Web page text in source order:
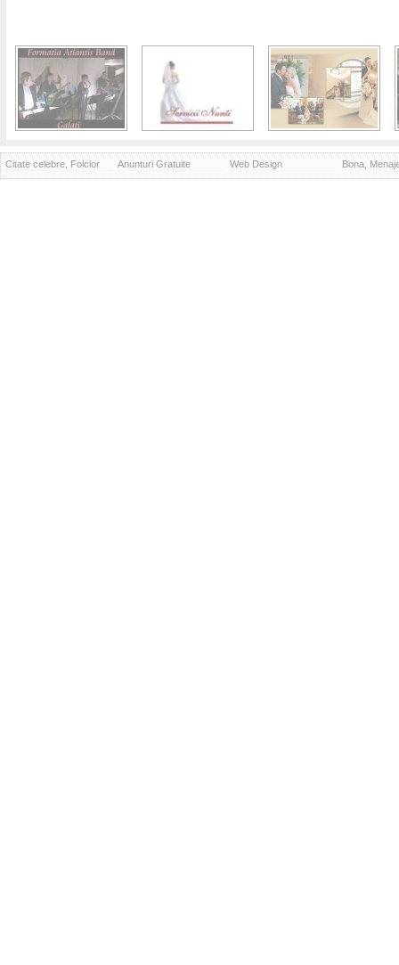
Citate celebre, Folclor Anunturi Gratuite Web Design Bona,